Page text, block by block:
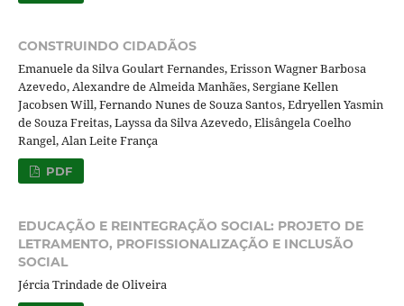
CONSTRUINDO CIDADÃOS
Emanuele da Silva Goulart Fernandes, Erisson Wagner Barbosa
Azevedo, Alexandre de Almeida Manhães, Sergiane Kellen
Jacobsen Will, Fernando Nunes de Souza Santos, Edryellen Yasmin
de Souza Freitas, Layssa da Silva Azevedo, Elisângela Coelho
Rangel, Alan Leite França
PDF
EDUCAÇÃO E REINTEGRAÇÃO SOCIAL: PROJETO DE
LETRAMENTO, PROFISSIONALIZAÇÃO E INCLUSÃO
SOCIAL
Jércia Trindade de Oliveira